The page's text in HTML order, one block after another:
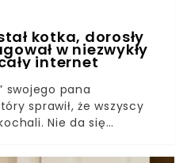
kotka, dorosły
w niezwykły
internet
swojego pana
sprawił, że wszyscy
Nie da się
swojego właściciela,